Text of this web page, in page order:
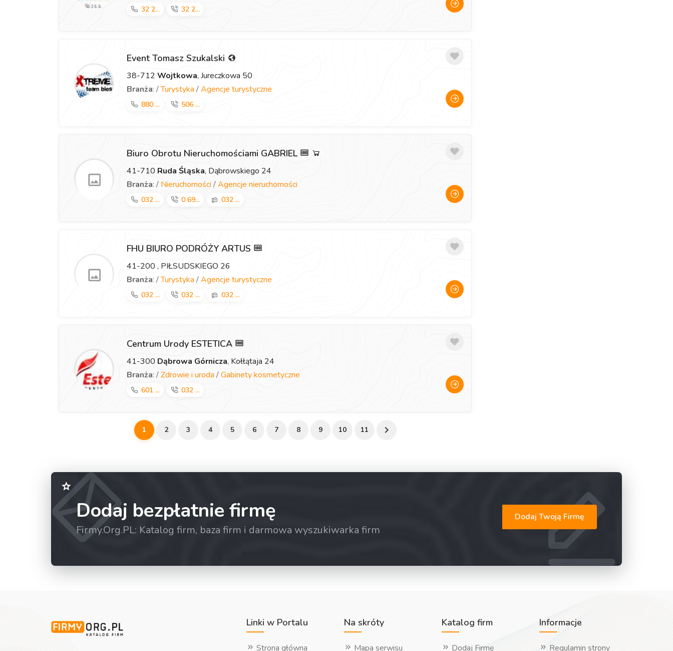
32 2... 32 2...
Event Tomasz Szukalski
38-712 Wojtkowa, Jureczkowa 50
Branża: /Turystyka /Agencje turystyczne
880 ... 506 ...
Biuro Obrotu Nieruchomościami GABRIEL
41-710 Ruda Śląska, Dąbrowskiego 24
Branża: / Nieruchomości /Agencje nieruchomości
032 ... 0 69... 032 ...
FHU BIURO PODRÓŻY ARTUS
41-200 , PIŁSUDSKIEGO 26
Branża: /Turystyka /Agencje turystyczne
032 ... 032 ... 032 ...
Centrum Urody ESTETICA
41-300 Dąbrowa Górnicza, Kołłątaja 24
Branża: /Zdrowie i uroda /Gabinety kosmetyczne
601 ... 032 ...
1 2 3 4 5 6 7 8 9 10 11
Dodaj bezpłatnie firmę
Firmy.Org.PL: Katalog firm, baza firm i darmowa wyszukiwarka firm
Dodaj Twoją Firmę
Linki w Portalu
Strona główna
Na skróty
Mapa serwisu
Katalog firm
Dodaj Firmę
Informacje
Regulamin strony